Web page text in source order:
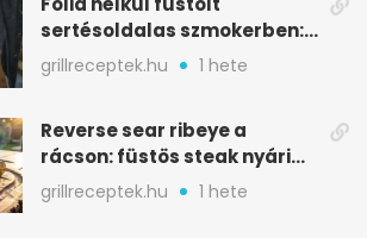
sertésoldalas szmokerben:
ropogós bark, 6 óra
grillreceptek.hu 1 hete
Reverse sear ribeye a
rácson: füstös steak nyári
tökkebabbal
grillreceptek.hu 1 hete